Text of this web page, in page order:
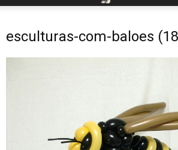
esculturas-com-baloes